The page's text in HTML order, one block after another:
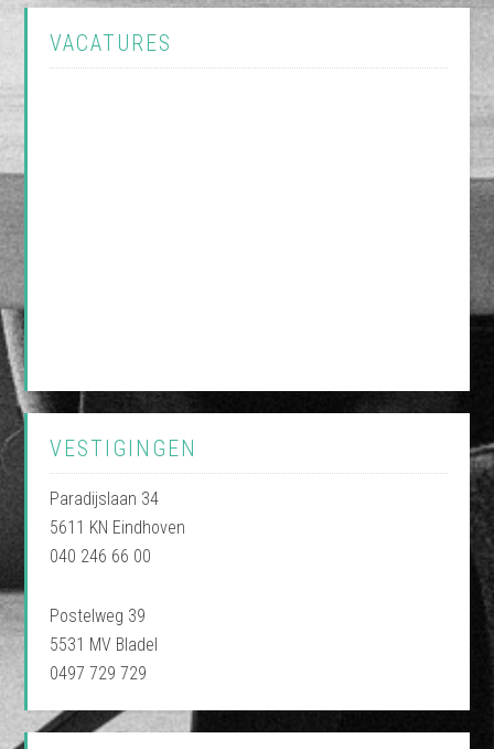
VACATURES
VESTIGINGEN
Paradijslaan 34
5611 KN Eindhoven
040 246 66 00
Postelweg 39
5531 MV Bladel
0497 729 729